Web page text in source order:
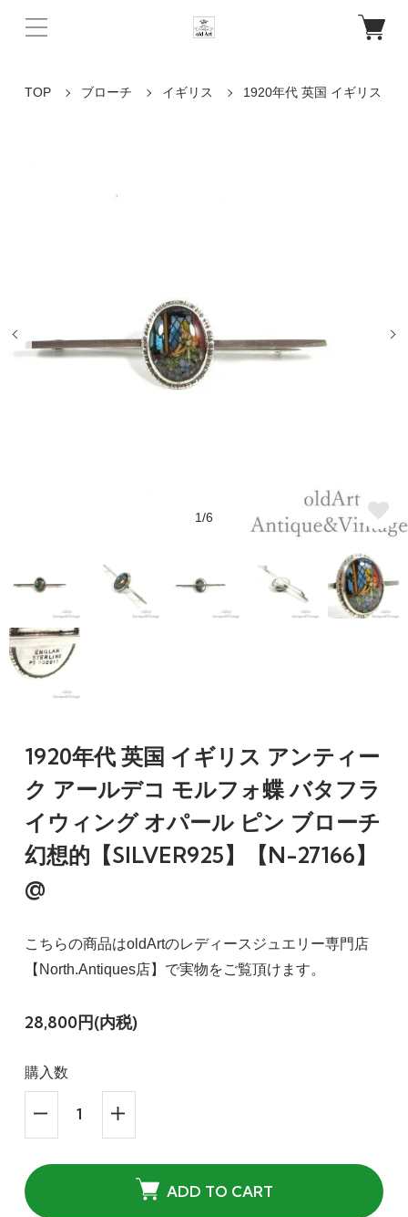
TOP ブローチ イギリス 1920年代 英国 イギリス
1/6
1920年代 英国 イギリス アンティー
ク アールデコ モルフォ蝶 バタフラ
イウィング オパール ピン ブローチ
幻想的【SILVER925】【N-27166】
@
こちらの商品はoldArtのレディースジュエリー専門店
【North.Antiques店】で実物をご覧頂けます。
28,800円(内税)
購入数
ADD TO CART